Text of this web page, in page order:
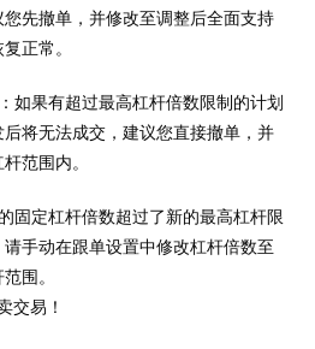
先撤单，并修改至调整后全面支持
正常。
如果有超过最高杠杆倍数限制的计划
将无法成交，建议您直接撤单，并
范围内。
固定杠杆倍数超过了新的最高杠杆限
手动在跟单设置中修改杠杆倍数至
围。
交易！